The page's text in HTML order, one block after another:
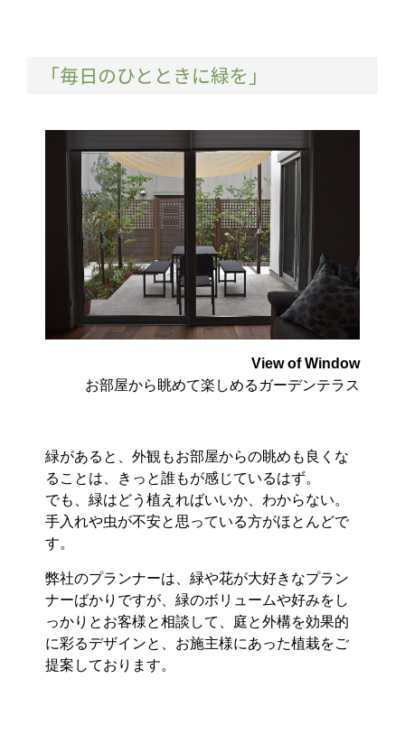
「毎日のひとときに緑を」
View of Window
お部屋から眺めて楽しめるガーデンテラス
緑があると、外観もお部屋からの眺めも良くな
ることは、きっと誰もが感じているはず。
でも、緑はどう植えればいいか、わからない。
手入れや虫が不安と思っている方がほとんどで
す。
弊社のプランナーは、緑や花が大好きなプラン
ナーばかりですが、緑のボリュームや好みをし
っかりとお客様と相談して、庭と外構を効果的
に彩るデザインと、お施主様にあった植栽をご
提案しております。